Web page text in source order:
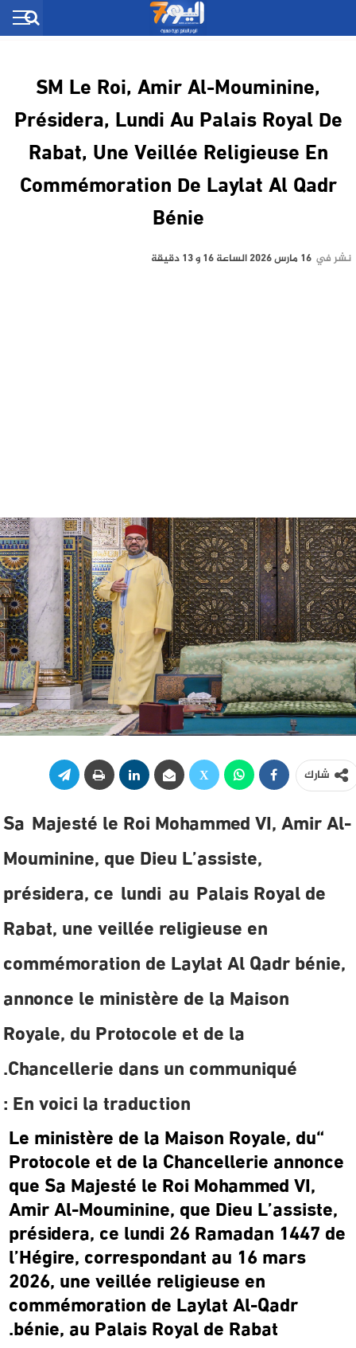
SM Le Roi, Amir Al-Mouminine,
Présidera, Lundi Au Palais Royal De
Rabat, Une Veillée Religieuse En
Commémoration De Laylat Al Qadr
Bénie
نشر في 16 مارس 2026 الساعة 16 و 13 دقيقة
شارك
Sa Majesté le Roi Mohammed VI, Amir Al-
Mouminine, que Dieu L’assiste,
présidera, ce lundi au Palais Royal de
Rabat, une veillée religieuse en
commémoration de Laylat Al Qadr bénie,
annonce le ministère de la Maison
Royale, du Protocole et de la
Chancellerie dans un communiqué.
En voici la traduction :
“Le ministère de la Maison Royale, du
Protocole et de la Chancellerie annonce
que Sa Majesté le Roi Mohammed VI,
Amir Al-Mouminine, que Dieu L’assiste,
présidera, ce lundi 26 Ramadan 1447 de
l’Hégire, correspondant au 16 mars
2026, une veillée religieuse en
commémoration de Laylat Al-Qadr
bénie, au Palais Royal de Rabat.